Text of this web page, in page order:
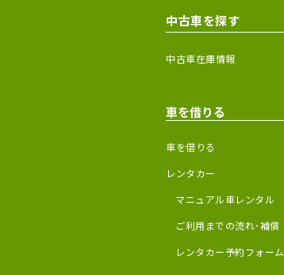
中古車を探す
中古車在庫情報
車を借りる
車を借りる
レンタカー
マニュアル車レンタル
ご利用までの流れ･補償
レンタカー予約フォーム